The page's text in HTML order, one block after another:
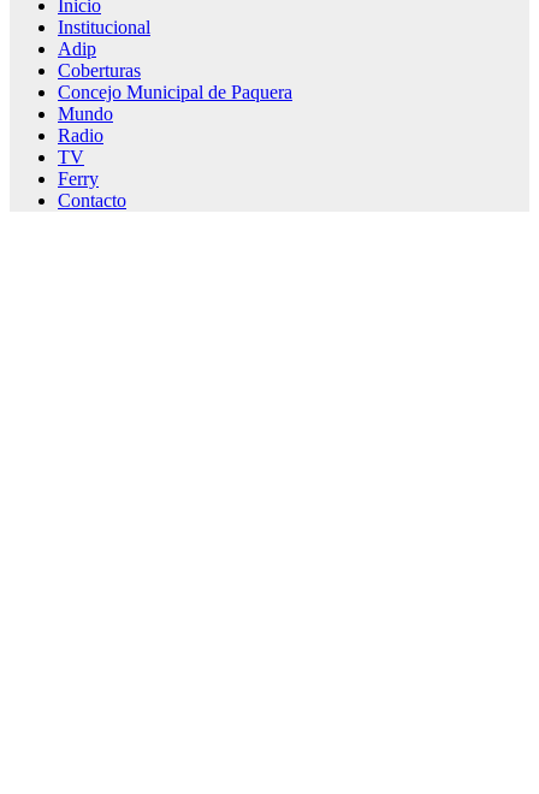
Inicio
Institucional
Adip
Coberturas
Concejo Municipal de Paquera
Mundo
Radio
TV
Ferry
Contacto